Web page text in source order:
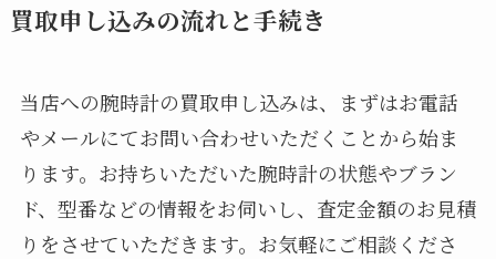
買取申し込みの流れと手続き
当店への腕時計の買取申し込みは、まずはお電話
やメールにてお問い合わせいただくことから始ま
ります。お持ちいただいた腕時計の状態やブラン
ド、型番などの情報をお伺いし、査定金額のお見積
りをさせていただきます。お気軽にご相談くださ